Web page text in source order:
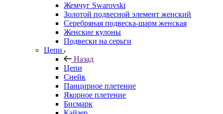
Жемчуг Swarovski
Золотой подвесной элемент женcкий
Серебряная подвеска-шарм женская
Женские кулоны
Подвески на серьги
Цепи
Назад
Цепи
Снейк
Панцирное плетение
Якорное плетение
Бисмарк